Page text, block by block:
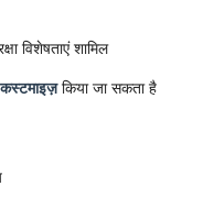
विशेषताएं शामिल
किया जा सकता है